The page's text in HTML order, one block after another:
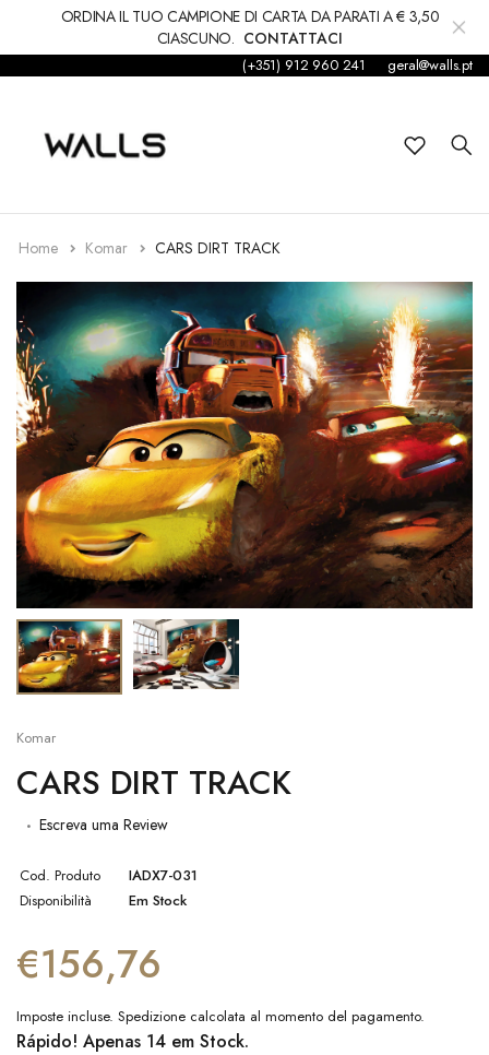
ORDINA IL TUO CAMPIONE DI CARTA DA PARATI A € 3,50
CIASCUNO. CONTATTACI
(+351) 912 960 241 geral@walls.pt
Home Komar CARS DIRT TRACK
Komar
CARS DIRT TRACK
Escreva uma Review
Cod. Produto
IADX7-031
Disponibilità
Em Stock
€156,76
Imposte incluse. Spedizione calcolata al momento del pagamento.
Rápido! Apenas 14 em Stock.
Sfondo
Carta da parati
Etichetta
Tappeti e moquette
decorazioni